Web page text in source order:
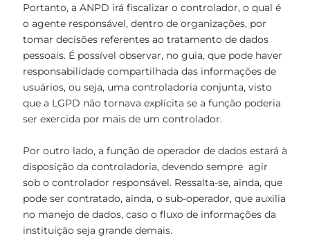
Portanto, a ANPD irá fiscalizar o controlador, o qual é
o agente responsável, dentro de organizações, por
tomar decisões referentes ao tratamento de dados
pessoais. É possível observar, no guia, que pode haver
responsabilidade compartilhada das informações de
usuários, ou seja, uma controladoria conjunta, visto
que a LGPD não tornava explícita se a função poderia
ser exercida por mais de um controlador.
Por outro lado, a função de operador de dados estará à
disposição da controladoria, devendo sempre agir
sob o controlador responsável. Ressalta-se, ainda, que
pode ser contratado, ainda, o sub-operador, que auxilia
no manejo de dados, caso o fluxo de informações da
instituição seja grande demais.